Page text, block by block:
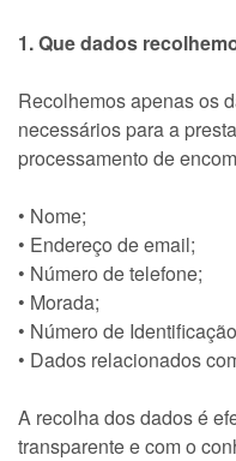
1. Que dados
Recolhemos apenas os
necessários para a
processamento de
• Nome;
• Endereço de email;
• Número de telefone;
• Morada;
• Número de
• Dados relacionados
A recolha dos dados é
transparente e com o